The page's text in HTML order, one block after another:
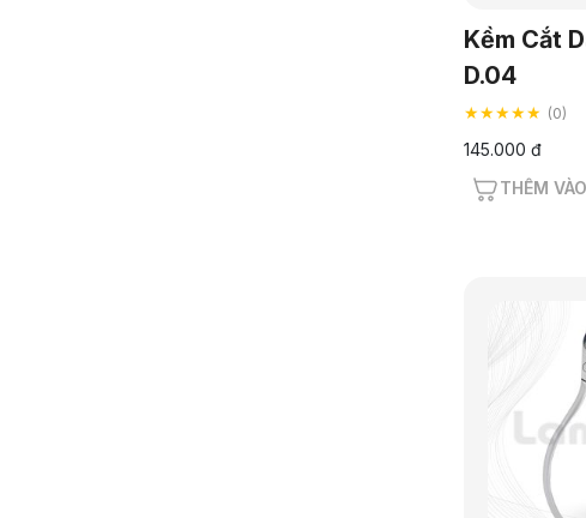
Kềm Cắt
D.04
★★★★★ (0)
145.000 đ
THÊM